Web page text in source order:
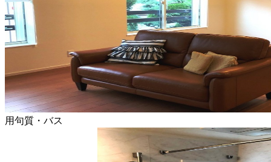
用句質・バス